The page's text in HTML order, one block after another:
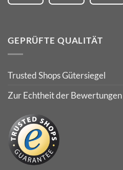
GEPRÜFTE QUALITÄT
Trusted Shops Gütersiegel
Zur Echtheit der Bewertungen